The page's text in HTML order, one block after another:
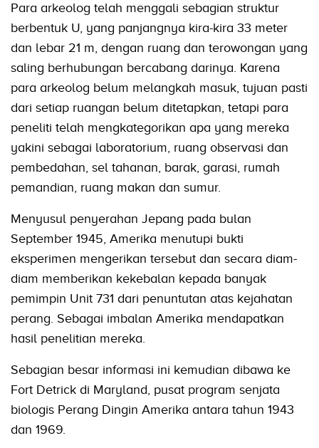
Para arkeolog telah menggali sebagian struktur
berbentuk U, yang panjangnya kira-kira 33 meter
dan lebar 21 m, dengan ruang dan terowongan yang
saling berhubungan bercabang darinya. Karena
para arkeolog belum melangkah masuk, tujuan pasti
dari setiap ruangan belum ditetapkan, tetapi para
peneliti telah mengkategorikan apa yang mereka
yakini sebagai laboratorium, ruang observasi dan
pembedahan, sel tahanan, barak, garasi, rumah
pemandian, ruang makan dan sumur.
Menyusul penyerahan Jepang pada bulan
September 1945, Amerika menutupi bukti
eksperimen mengerikan tersebut dan secara diam-
diam memberikan kekebalan kepada banyak
pemimpin Unit 731 dari penuntutan atas kejahatan
perang. Sebagai imbalan Amerika mendapatkan
hasil penelitian mereka.
Sebagian besar informasi ini kemudian dibawa ke
Fort Detrick di Maryland, pusat program senjata
biologis Perang Dingin Amerika antara tahun 1943
dan 1969.